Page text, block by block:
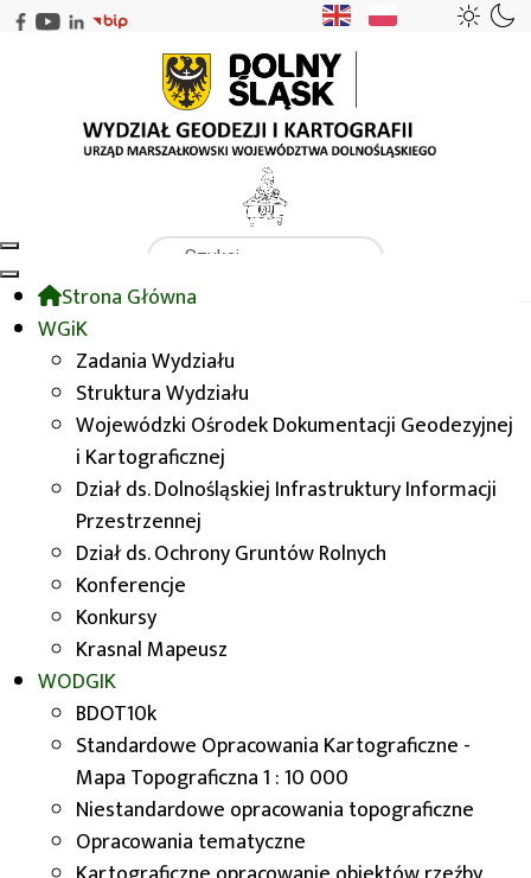
Szukaj
Strona Główna
WGiK
Zadania Wydziału
Struktura Wydziału
Wojewódzki Ośrodek Dokumentacji Geodezyjnej
i Kartograficznej
Dział ds. Dolnośląskiej Infrastruktury Informacji
Przestrzennej
Dział ds. Ochrony Gruntów Rolnych
Konferencje
Konkursy
Krasnal Mapeusz
WODGIK
BDOT10k
Standardowe Opracowania Kartograficzne -
Mapa Topograficzna 1 : 10 000
Niestandardowe opracowania topograficzne
Opracowania tematyczne
WGiK
Dotacje na ochronę gruntów rolnych
Zdjęcia zrealizowanych zadań
Zdjęcia zrealizowanych
zadań
Drogi transportu rolnego